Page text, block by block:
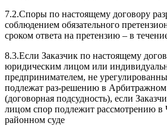
7.2.Споры по настоящему договору
соблюдением обязательного
сроком ответа на претензию – в
8.3.Если Заказчик по настоящему
юридическим лицом или
предпринимателем, не
подлежат раз-решению в
(договорная подсудность), если
лицом спор подлежит рассмотрению
районном суде